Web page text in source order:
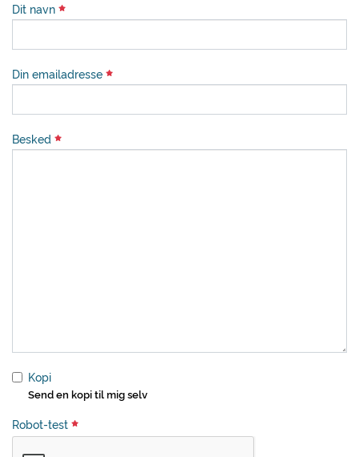
Dit navn
Din emailadresse
Besked
Kopi
Send en kopi til mig selv
Robot-test